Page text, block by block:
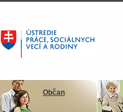
Občan